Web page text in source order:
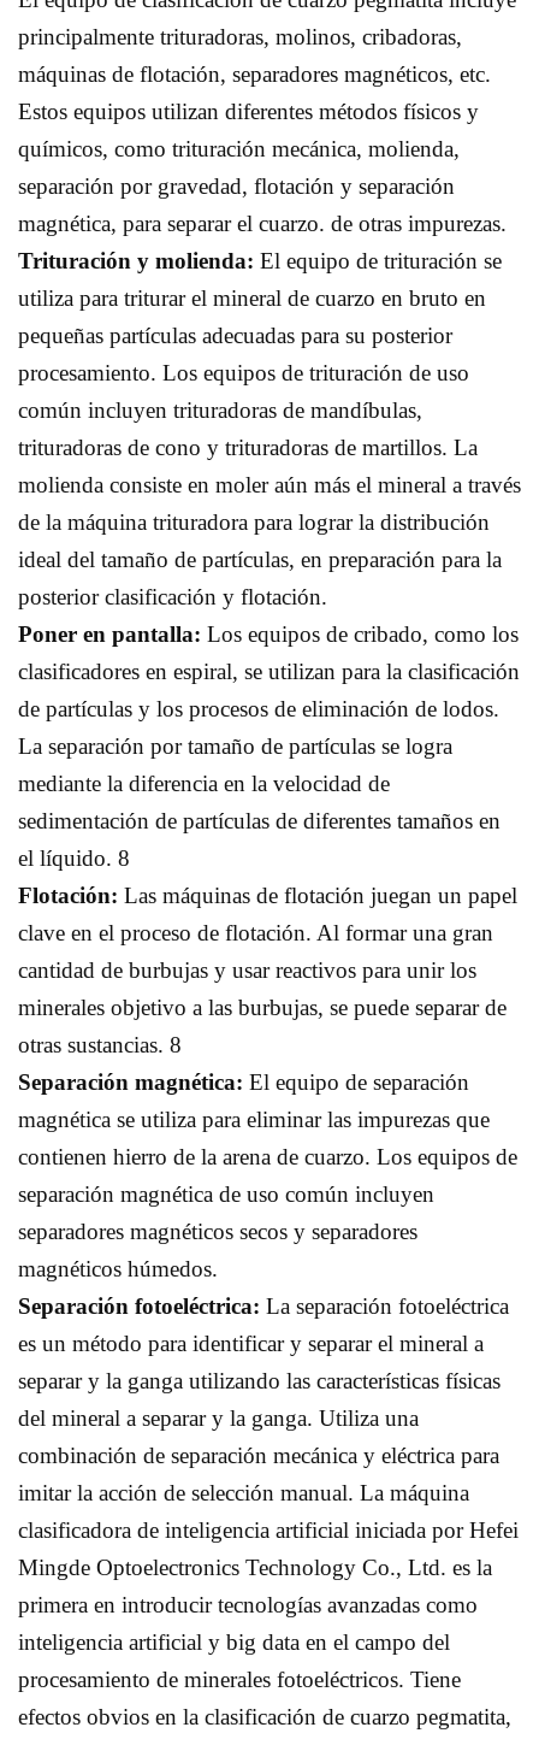
principalmente trituradoras, molinos, cribadoras,
máquinas de flotación, separadores magnéticos, etc.
Estos equipos utilizan diferentes métodos físicos y
químicos, como trituración mecánica, molienda,
separación por gravedad, flotación y separación
magnética, para separar el cuarzo. de otras impurezas.
Trituración y molienda: El equipo de trituración se
utiliza para triturar el mineral de cuarzo en bruto en
pequeñas partículas adecuadas para su posterior
procesamiento. Los equipos de trituración de uso
común incluyen trituradoras de mandíbulas,
trituradoras de cono y trituradoras de martillos. La
molienda consiste en moler aún más el mineral a través
de la máquina trituradora para lograr la distribución
ideal del tamaño de partículas, en preparación para la
posterior clasificación y flotación.
Poner en pantalla: Los equipos de cribado, como los
clasificadores en espiral, se utilizan para la clasificación
de partículas y los procesos de eliminación de lodos.
La separación por tamaño de partículas se logra
mediante la diferencia en la velocidad de
sedimentación de partículas de diferentes tamaños en
el líquido. 8
Flotación: Las máquinas de flotación juegan un papel
clave en el proceso de flotación. Al formar una gran
cantidad de burbujas y usar reactivos para unir los
minerales objetivo a las burbujas, se puede separar de
otras sustancias. 8
Separación magnética: El equipo de separación
magnética se utiliza para eliminar las impurezas que
contienen hierro de la arena de cuarzo. Los equipos de
separación magnética de uso común incluyen
separadores magnéticos secos y separadores
magnéticos húmedos.
Separación fotoeléctrica: La separación fotoeléctrica
es un método para identificar y separar el mineral a
separar y la ganga utilizando las características físicas
del mineral a separar y la ganga. Utiliza una
combinación de separación mecánica y eléctrica para
imitar la acción de selección manual. La máquina
clasificadora de inteligencia artificial iniciada por Hefei
Mingde Optoelectronics Technology Co., Ltd. es la
primera en introducir tecnologías avanzadas como
inteligencia artificial y big data en el campo del
procesamiento de minerales fotoeléctricos. Tiene
efectos obvios en la clasificación de cuarzo pegmatita,